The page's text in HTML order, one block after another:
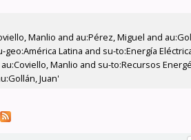
Manlio and au:Pérez, Miguel and
Latina and su-to:Energía
Manlio and su-to:Recursos
Juan'